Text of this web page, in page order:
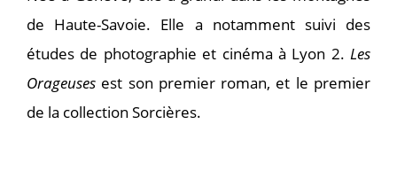
de Haute-Savoie. Elle a notamment suivi des
études de photographie et cinéma à Lyon 2. Les
Orageuses est son premier roman, et le premier
de la collection Sorcières.